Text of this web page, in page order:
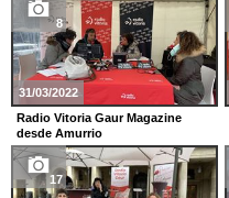
8
31/03/2022
Radio Vitoria Gaur Magazine
desde Amurrio
17